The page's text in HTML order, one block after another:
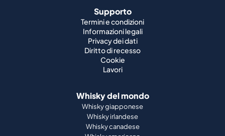
Supporto
Termini e condizioni
Informazioni legali
Privacy dei dati
Diritto di recesso
Cookie
Lavori
Whisky del mondo
Whisky giapponese
Whisky irlandese
Whisky canadese